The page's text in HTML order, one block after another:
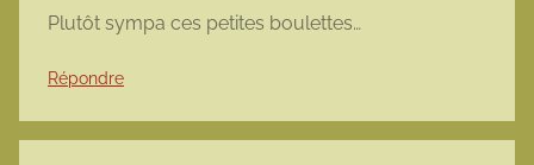
Plutôt sympa ces petites boulettes…
Répondre